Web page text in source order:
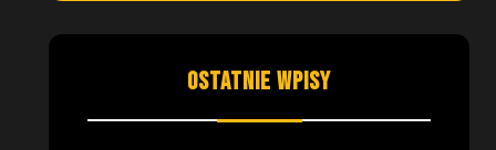
OSTATNIE WPISY